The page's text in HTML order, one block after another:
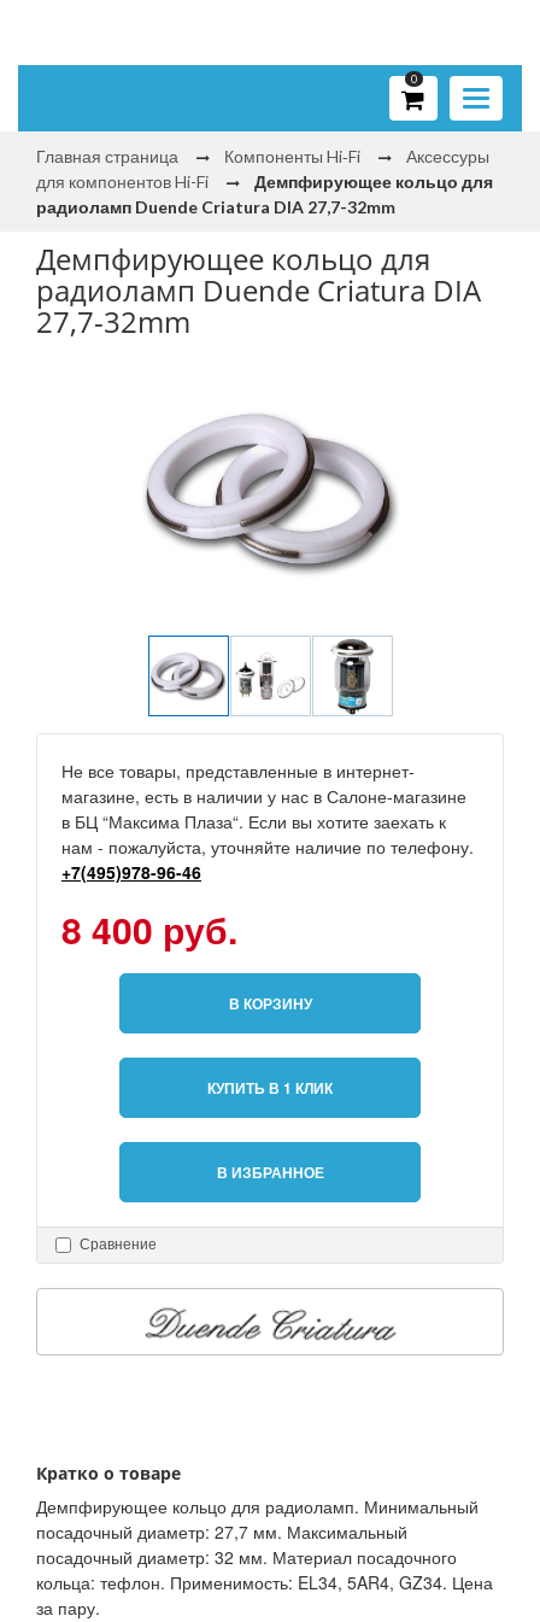
Toggle
0
Главная страница Компоненты Hi‑Fi
Аксессуры
для компонентов Hi-Fi
Демпфирующее кольцо для
радиоламп Duende Criatura DIA 27,7-32mm
Демпфирующее кольцо для
радиоламп Duende Criatura DIA
27,7-32mm
Не все товары, представленные в интернет-
магазине, есть в наличии у нас в Салоне-магазине
в БЦ “Максима Плаза“. Если вы хотите заехать к
нам - пожалуйста, уточняйте наличие по телефону.
+7(495)978-96-46
8 400 руб.
В КОРЗИНУ
КУПИТЬ В 1 КЛИК
В ИЗБРАННОЕ
Сравнение
Кратко о товаре
Демпфирующее кольцо для радиоламп. Минимальный
посадочный диаметр: 27,7 мм. Максимальный
посадочный диаметр: 32 мм. Материал посадочного
кольца: тефлон. Применимость: EL34, 5AR4, GZ34. Цена
за пару.